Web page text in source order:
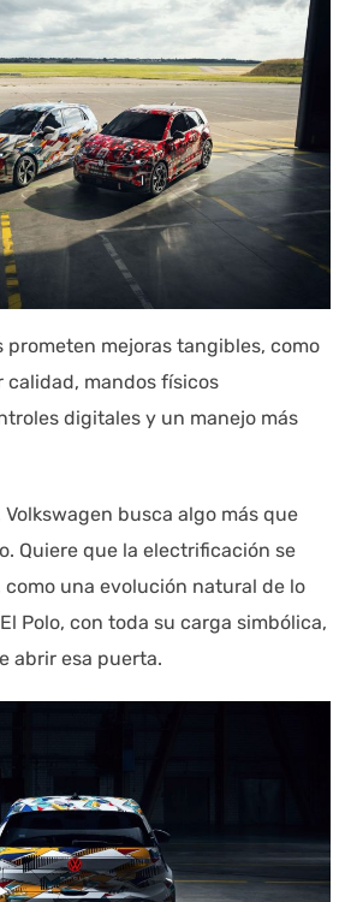
prometen mejoras tangibles, como
calidad, mandos físicos
digitales y un manejo más
busca algo más que
Quiere que la electrificación se
una evolución natural de lo
Polo, con toda su carga simbólica,
abrir esa puerta.